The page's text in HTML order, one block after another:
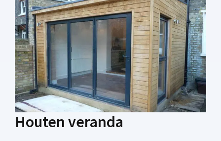
Houten veranda